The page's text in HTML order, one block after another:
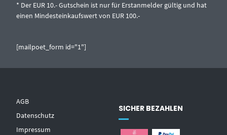
* Der EUR 10.- Gutschein ist nur für Erstanmelder gültig und hat
einen Mindesteinkaufswert von EUR 100.-
[mailpoet_form id="1"]
AGB
Datenschutz
Impressum
SICHER BEZAHLEN